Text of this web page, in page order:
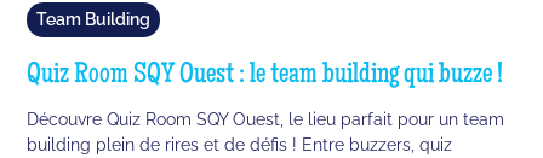
Team Building
Quiz Room SQY Ouest : le team building qui buzze !
Découvre Quiz Room SQY Ouest, le lieu parfait pour un team
building plein de rires et de défis ! Entre buzzers, quiz